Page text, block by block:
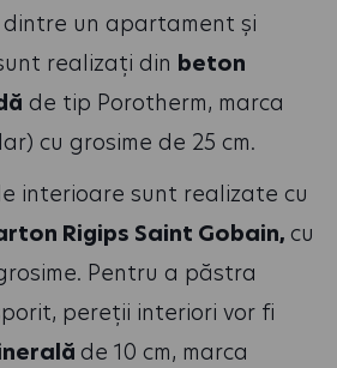
un apartament și
realizați din beton
de tip Porotherm, marca
cu grosime de 25 cm.
interioare sunt realizate cu
Rigips Saint Gobain, cu
Pentru a păstra
pereții interiori vor fi
de 10 cm, marca